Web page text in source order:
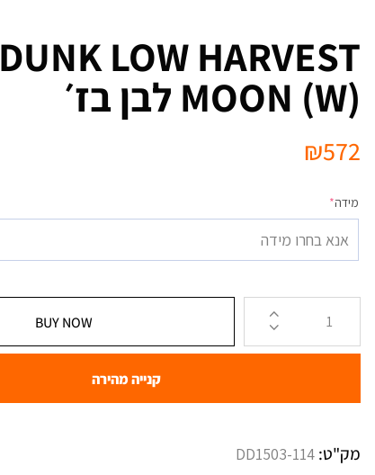
DUNK LOW HARVEST
MOON (W) לבן בז׳
₪572
מידה*
אנא בחרו מידה
BUY NOW
קנייה מהירה
מק"ט: DD1503-114